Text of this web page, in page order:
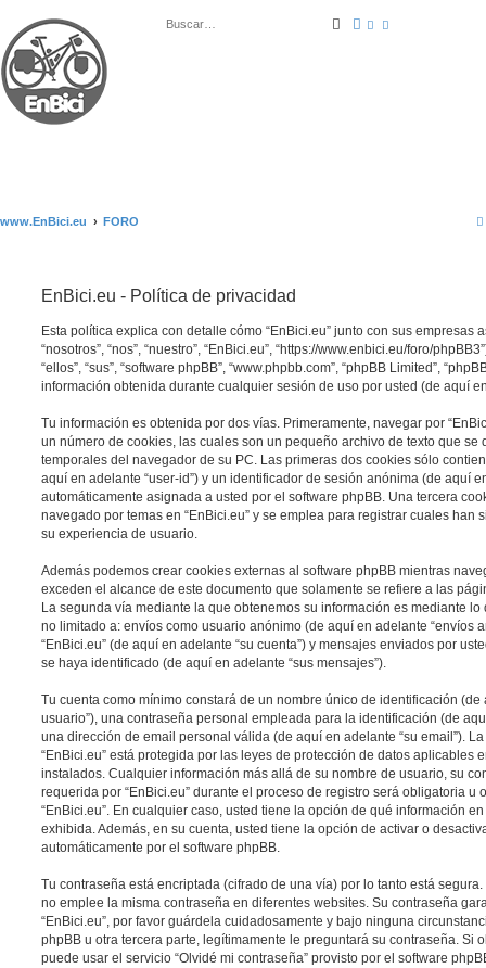
BuscarBúsqueda
www.EnBici.eu FORO
EnBici.eu - Política de privacidad
Esta política explica con detalle cómo “EnBici.eu” junto con sus empresas
“nosotros”, “nos”, “nuestro”, “EnBici.eu”, “https://www.enbici.eu/foro/
“ellos”, “sus”, “software phpBB”, “www.phpbb.com”, “phpBB Limited”,
información obtenida durante cualquier sesión de uso por usted (de aquí
Tu información es obtenida por dos vías. Primeramente, navegar por
un número de cookies, las cuales son un pequeño archivo de texto que se
temporales del navegador de su PC. Las primeras dos cookies sólo
aquí en adelante “user-id”) y un identificador de sesión anónima (de aquí
automáticamente asignada a usted por el software phpBB. Una tercera
navegado por temas en “EnBici.eu” y se emplea para registrar cuales han
su experiencia de usuario.
Además podemos crear cookies externas al software phpBB mientras
exceden el alcance de este documento que solamente se refiere a las
La segunda vía mediante la que obtenemos su información es mediante lo
no limitado a: envíos como usuario anónimo (de aquí en adelante “envíos
“EnBici.eu” (de aquí en adelante “su cuenta”) y mensajes enviados por
se haya identificado (de aquí en adelante “sus mensajes”).
Tu cuenta como mínimo constará de un nombre único de identificación (de
usuario”), una contraseña personal empleada para la identificación (de
una dirección de email personal válida (de aquí en adelante “su email”).
“EnBici.eu” está protegida por las leyes de protección de datos aplicables
instalados. Cualquier información más allá de su nombre de usuario, su
requerida por “EnBici.eu” durante el proceso de registro será obligatoria u
“EnBici.eu”. En cualquier caso, usted tiene la opción de qué información
exhibida. Además, en su cuenta, usted tiene la opción de activar o
automáticamente por el software phpBB.
Tu contraseña está encriptada (cifrado de una vía) por lo tanto está
no emplee la misma contraseña en diferentes websites. Su contraseña
“EnBici.eu”, por favor guárdela cuidadosamente y bajo ninguna
phpBB u otra tercera parte, legítimamente le preguntará su contraseña. Si
puede usar el servicio “Olvidé mi contraseña” provisto por el software